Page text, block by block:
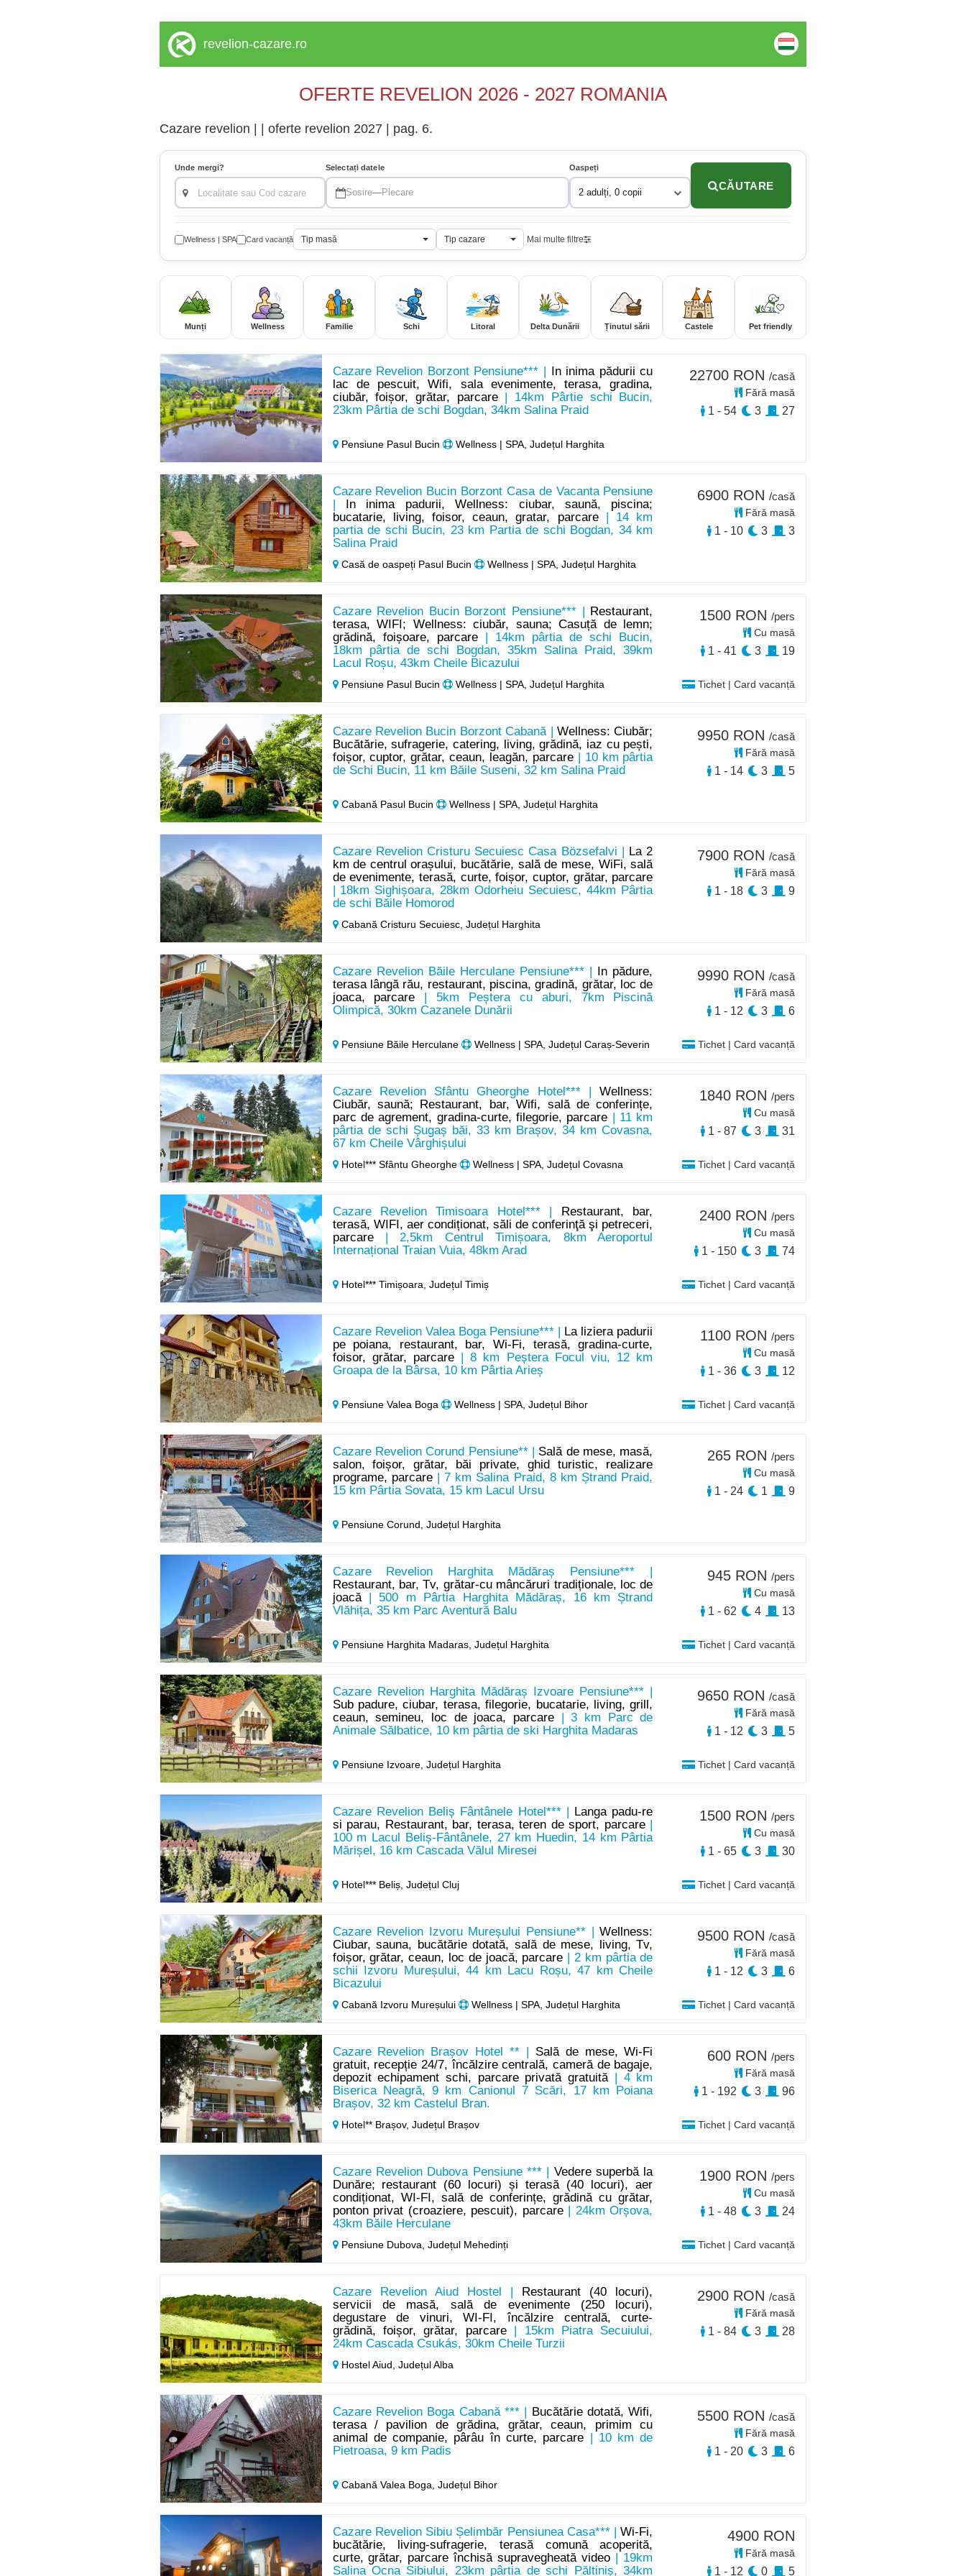
revelion-cazare.ro
OFERTE REVELION 2026 - 2027 ROMANIA
Cazare revelion | | oferte revelion 2027 | pag. 6.
Unde mergi? Selectați datele
Sosire—Plecare
Oaspeți
2 adulți, 0 copii
CĂUTARE
Wellness | SPA Card vacanță Tip masă Tip cazare Mai multe filtre
Munți Wellness Familie Schi Litoral Delta Dunării Ținutul sării Castele Pet friendly
Cazare Revelion Borzont Pensiune*** |
In inima pădurii cu
lac de pescuit, Wifi, sala evenimente, terasa, gradina,
ciubăr, foișor, grătar, parcare| 14km Pârtie schi Bucin,
23km Pârtia de schi Bogdan, 34km Salina Praid
Pensiune Pasul Bucin Wellness | SPA, Județul Harghita
22700 RON /casă
Fără masă
1 - 54 3 27
Cazare Revelion Bucin Borzont Casa de Vacanta Pensiune
In inima padurii, Wellness: ciubar, saună, piscina;
bucatarie, living, foisor, ceaun, gratar, parcare| 14 km
partia de schi Bucin, 23 km Partia de schi Bogdan, 34 km
Salina Praid
Casă de oaspeți Pasul Bucin Wellness | SPA, Județul Harghita
6900 RON /casă
Fără masă
1 - 10 3 3
Cazare Revelion Bucin Borzont Pensiune*** |
Restaurant,
terasa, WIFI; Wellness: ciubăr, sauna; Casuță de lemn;
grădină, foișoare, parcare| 14km pârtia de schi Bucin,
18km pârtia de schi Bogdan, 35km Salina Praid, 39km
Lacul Roșu, 43km Cheile Bicazului
Pensiune Pasul Bucin Wellness | SPA, Județul Harghita Tichet | Card vacanță
1500 RON /pers
Cu masă
1 - 41 3 19
Cazare Revelion Bucin Borzont Cabană |Wellness: Ciubăr;
Bucătărie, sufragerie, catering, living, grădină, iaz cu pești,
foișor, cuptor, grătar, ceaun, leagăn, parcare| 10 km pârtia
de Schi Bucin, 11 km Băile Suseni, 32 km Salina Praid
Cabană Pasul Bucin Wellness | SPA, Județul Harghita
9950 RON /casă
Fără masă
1 - 14 3 5
Cazare Revelion Cristuru Secuiesc Casa Bözsefalvi |
La 2
km de centrul orașului, bucătărie, sală de mese, WiFi, sală
de evenimente, terasă, curte, foișor, cuptor, grătar, parcare
| 18km Sighișoara, 28km Odorheiu Secuiesc, 44km Pârtia
de schi Băile Homorod
Cabană Cristuru Secuiesc, Județul Harghita
7900 RON /casă
Fără masă
1 - 18 3 9
Cazare Revelion Băile Herculane Pensiune*** |
In pădure,
terasa lângă rău, restaurant, piscina, gradină, grătar, loc de
joaca, parcare | 5km Peștera cu aburi, 7km Piscină
Olimpică, 30km Cazanele Dunării
Pensiune Băile Herculane Wellness | SPA, Județul Caraș-Severin Tichet | Card vacanță
9990 RON /casă
Fără masă
1 - 12 3 6
Cazare Revelion Sfântu Gheorghe Hotel*** |Wellness:
Ciubăr, saună; Restaurant, bar, Wifi, sală de conferințe,
parc de agrement, gradina-curte, filegorie, parcare | 11 km
pârtia de schi Șugaș băi, 33 km Brașov, 34 km Covasna,
67 km Cheile Vârghișului
Hotel*** Sfântu Gheorghe Wellness | SPA, Județul Covasna Tichet | Card vacanță
1840 RON /pers
Cu masă
1 - 87 3 31
Cazare Revelion Timisoara Hotel*** |
Restaurant, bar,
terasă, WIFI, aer condiționat, săli de conferinţă şi petreceri,
parcare| 2,5km Centrul Timișoara, 8km Aeroportul
Internațional Traian Vuia, 48km Arad
Hotel*** Timișoara, Județul Timiș Tichet | Card vacanță
2400 RON /pers
Cu masă
1 - 150 3 74
Cazare Revelion Valea Boga Pensiune*** |
La liziera padurii
pe poiana, restaurant, bar, Wi-Fi, terasă, gradina-curte,
foisor, grătar, parcare| 8 km Peștera Focul viu, 12 km
Groapa de la Bârsa, 10 km Pârtia Arieș
Pensiune Valea Boga Wellness | SPA, Județul Bihor Tichet | Card vacanță
1100 RON /pers
Cu masă
1 - 36 3 12
Cazare Revelion Corund Pensiune** | Sală de mese, masă,
salon, foișor, grătar, băi private, ghid turistic, realizare
programe, parcare| 7 km Salina Praid, 8 km Ștrand Praid,
15 km Pârtia Sovata, 15 km Lacul Ursu
Pensiune Corund, Județul Harghita
265 RON /pers
Cu masă
1 - 24 1 9
Cazare Revelion Harghita Mădăraș Pensiune*** |
Restaurant, bar, Tv, grătar-cu mâncăruri tradiționale, loc de
joacă| 500 m Pârtia Harghita Mădăraș, 16 km Ștrand
Vlăhița, 35 km Parc Aventură Balu
Pensiune Harghita Madaras, Județul Harghita Tichet | Card vacanță
945 RON /pers
Cu masă
1 - 62 4 13
Cazare Revelion Harghita Mădăraș Izvoare Pensiune*** |
Sub padure, ciubar, terasa, filegorie, bucatarie, living, grill,
ceaun, semineu, loc de joaca, parcare| 3 km Parc de
Animale Sălbatice, 10 km pârtia de ski Harghita Madaras
Pensiune Izvoare, Județul Harghita Tichet | Card vacanță
9650 RON /casă
Fără masă
1 - 12 3 5
Cazare Revelion Beliș Fântânele Hotel*** |
Langa padu-re
si parau, Restaurant, bar, terasa, teren de sport, parcare|
100 m Lacul Beliș-Fântânele, 27 km Huedin, 14 km Pârtia
Mărișel, 16 km Cascada Vălul Miresei
Hotel*** Beliș, Județul Cluj Tichet | Card vacanță
1500 RON /pers
Cu masă
1 - 65 3 30
Cazare Revelion Izvoru Mureșului Pensiune** |Wellness:
Ciubar, sauna, bucătărie dotată, sală de mese, living, Tv,
foișor, grătar, ceaun, loc de joacă, parcare | 2 km pârtia de
schii Izvoru Mureșului, 44 km Lacu Roșu, 47 km Cheile
Bicazului
Cabană Izvoru Mureșului Wellness | SPA, Județul Harghita Tichet | Card vacanță
9500 RON /casă
Fără masă
1 - 12 3 6
Cazare Revelion Brașov Hotel ** | Sală de mese, Wi-Fi
gratuit, recepție 24/7, încălzire centrală, cameră de bagaje,
depozit echipament schi, parcare privată gratuită| 4 km
Biserica Neagră, 9 km Canionul 7 Scări, 17 km Poiana
Brașov, 32 km Castelul Bran.
Hotel** Brașov, Județul Brașov Tichet | Card vacanță
600 RON /pers
Fără masă
1 - 192 3 96
Cazare Revelion Dubova Pensiune *** | Vedere superbă la
Dunăre; restaurant (60 locuri) și terasă (40 locuri), aer
condiționat, WI-FI, sală de conferințe, grădină cu grătar,
ponton privat (croaziere, pescuit), parcare| 24km Orșova,
43km Băile Herculane
Pensiune Dubova, Județul Mehedinți Tichet | Card vacanță
1900 RON /pers
Cu masă
1 - 48 3 24
Cazare Revelion Aiud Hostel |
Restaurant (40 locuri),
servicii de masă, sală de evenimente (250 locuri),
degustare de vinuri, WI-FI, încălzire centrală, curte-
grădină, foișor, grătar, parcare| 15km Piatra Secuiului,
24km Cascada Csukás, 30km Cheile Turzii
Hostel Aiud, Județul Alba
2900 RON /casă
Fără masă
1 - 84 3 28
Cazare Revelion Boga Cabană *** |
Bucătărie dotată, Wifi,
terasa / pavilion de grădina, grătar, ceaun, primim cu
animal de companie, pârâu în curte, parcare | 10 km de
Pietroasa, 9 km Padis
Cabană Valea Boga, Județul Bihor
5500 RON /casă
Fără masă
1 - 20 3 6
Cazare Revelion Sibiu Șelimbăr Pensiunea Casa*** |Wi-Fi,
bucătărie, living-sufragerie, terasă comună acoperită,
curte, grătar, parcare închisă supravegheată video | 19km
Salina Ocna Sibiului, 23km pârtia de schi Păltiniș, 34km
4900 RON
Fără masă
1 - 12 0 5